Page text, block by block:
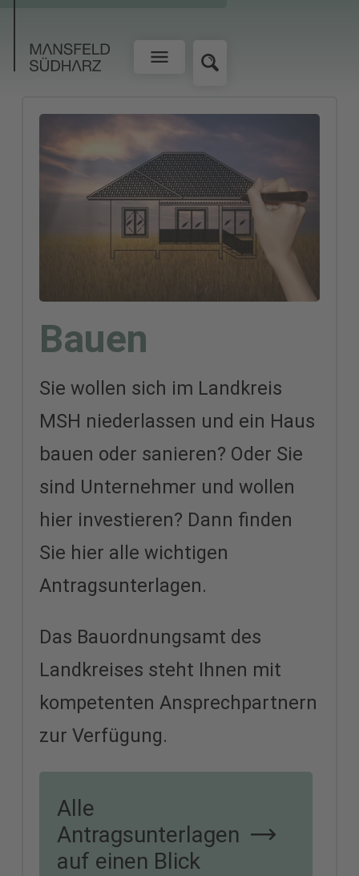
Bauen
Sie wollen sich im Landkreis
MSH niederlassen und ein Haus
bauen oder sanieren? Oder Sie
sind Unternehmer und wollen
hier investieren? Dann finden
Sie hier alle wichtigen
Antragsunterlagen.
Das Bauordnungsamt des
Landkreises steht Ihnen mit
kompetenten Ansprechpartnern
zur Verfügung.
Alle
Antragsunterlagen
auf einen Blick